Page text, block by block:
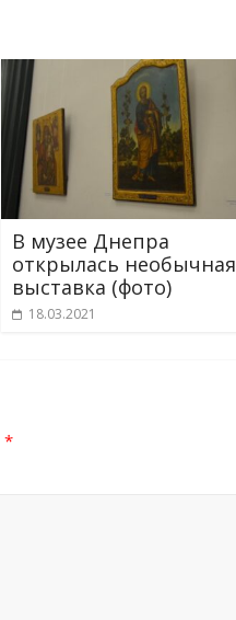
В музее Днепра
открылась необычная
выставка (фото)
18.03.2021
*